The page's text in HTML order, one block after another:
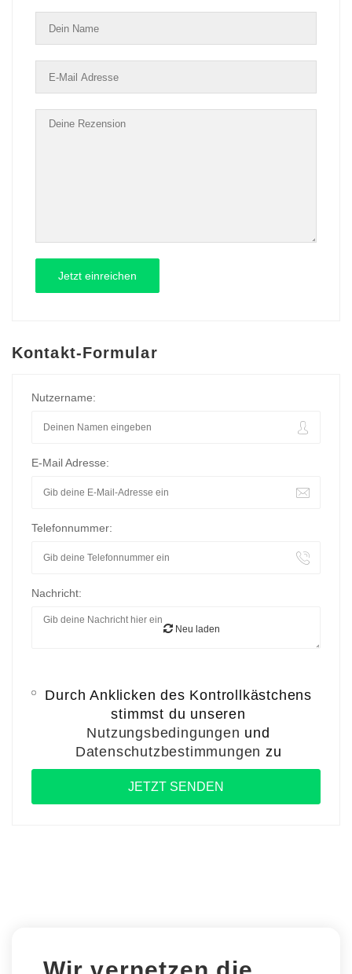
Kontakt-Formular
Nutzername:
E-Mail Adresse:
Telefonnummer:
Nachricht:
Neu laden
Durch Anklicken des Kontrollkästchens
stimmst du unseren
Nutzungsbedingungen und
Datenschutzbestimmungen zu